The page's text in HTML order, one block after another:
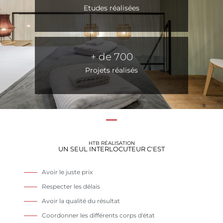
Etudes réalisées
Projets réalisés
+ de 700
HTB RÉALISATION
UN SEUL INTERLOCUTEUR C'EST
Avoir le juste prix
Respecter les délais
Avoir la qualité du résultat
Coordonner les différents corps d'état